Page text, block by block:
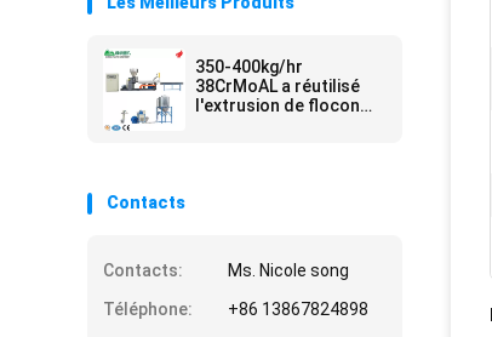
350-400kg/hr
38CrMoAL a réutilisé
l'extrusion de flocon
Contacts
Contacts:
Ms. Nicole song
Téléphone:
+86 13867824898